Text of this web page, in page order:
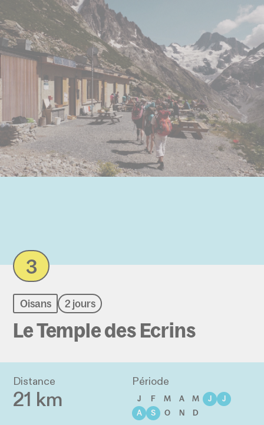
3
Oisans 2 jours
Le Temple des Ecrins
Distance
21 km
Période
J
F M A M J
J
A
S O N
D